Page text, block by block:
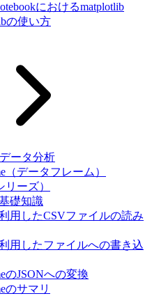
におけるmatplotlib
の使い方
ータ分析
（データフレーム）
リーズ）
礎知識
用したCSVファイルの読み
利用したファイルへの書き込
のJSONへの変換
のサマリ